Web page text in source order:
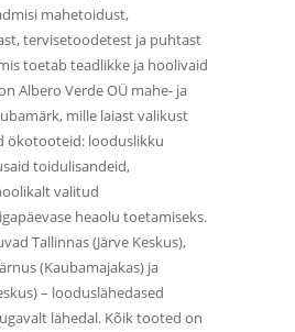
mahetoidust,
tervisetoodetest ja puhtast
toetab teadlikke ja hoolivaid
Albero Verde OÜ mahe- ja
mille laiast valikust
ökotooteid: looduslikku
toidulisandeid,
valitud
heaolu toetamiseks.
Tallinnas (Järve Keskus),
(Kaubamajakas) ja
– looduslähedased
lähedal. Kõik tooted on